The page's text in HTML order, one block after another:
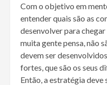
Com o objetivo em
entender quais são as
desenvolver para
muita gente pensa, não
devem ser
fortes, que são os seus
Então, a estratégia deve